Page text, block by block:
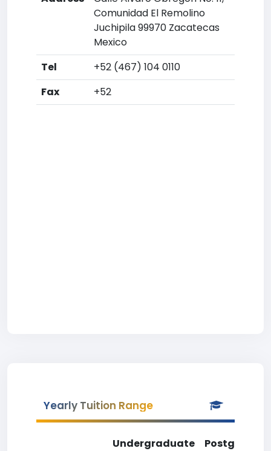
Comunidad El Remolino
Juchipila 99970 Zacatecas
Mexico
Tel
+52 (467) 104 0110
Fax
+52
Yearly Tuition Range
Undergraduate